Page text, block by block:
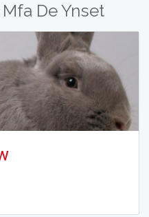
De Ynset